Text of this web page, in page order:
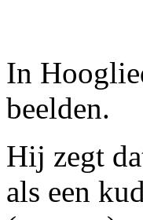
In
beelden.
Hij zegt
als een